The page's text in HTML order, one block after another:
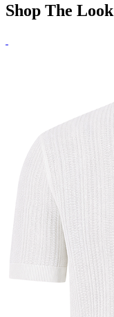
Shop The Look